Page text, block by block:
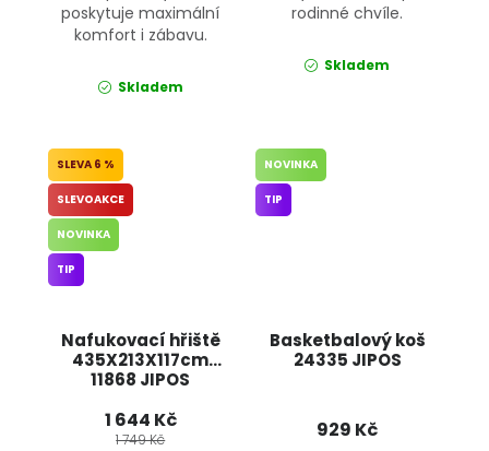
poskytuje maximální
komfort i zábavu.
Skladem
rodinné chvíle.
Skladem
Nafukovací hřiště
435X213X117cm
11868 JIPOS
6 %
SLEVOAKCE
NOVINKA
TIP
1 644 Kč
1 749 Kč
Basketbalový koš
24335 JIPOS
NOVINKA
TIP
929 Kč